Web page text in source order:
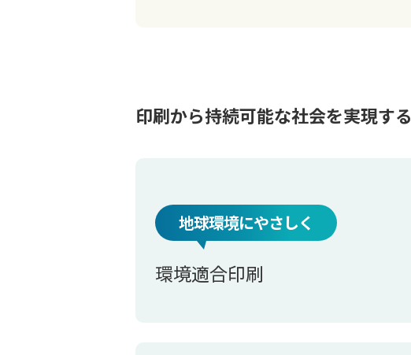
印刷から持続可能な社会を実現する
地球環境にやさしく
環境適合印刷